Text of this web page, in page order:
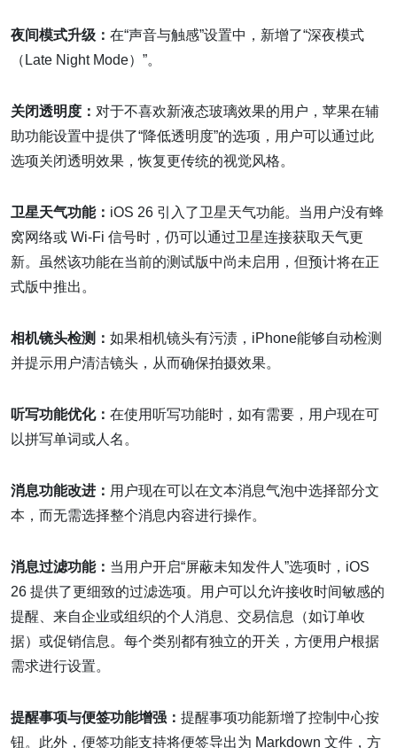
夜间模式升级： 在“声音与触感”设置中，新增了“深夜模式
（Late Night Mode）”。
关闭透明度： 对于不喜欢新液态玻璃效果的用户，苹果在辅
助功能设置中提供了“降低透明度”的选项，用户可以通过此
选项关闭透明效果，恢复更传统的视觉风格。
卫星天气功能： iOS 26 引入了卫星天气功能。当用户没有蜂
窝网络或 Wi-Fi 信号时，仍可以通过卫星连接获取天气更
新。虽然该功能在当前的测试版中尚未启用，但预计将在正
式版中推出。
相机镜头检测： 如果相机镜头有污渍，iPhone能够自动检测
并提示用户清洁镜头，从而确保拍摄效果。
听写功能优化： 在使用听写功能时，如有需要，用户现在可
以拼写单词或人名。
消息功能改进： 用户现在可以在文本消息气泡中选择部分文
本，而无需选择整个消息内容进行操作。
消息过滤功能： 当用户开启“屏蔽未知发件人”选项时，iOS
26 提供了更细致的过滤选项。用户可以允许接收时间敏感的
提醒、来自企业或组织的个人消息、交易信息（如订单收
据）或促销信息。每个类别都有独立的开关，方便用户根据
需求进行设置。
提醒事项与便签功能增强： 提醒事项功能新增了控制中心按
钮。此外，便签功能支持将便签导出为 Markdown 文件，方